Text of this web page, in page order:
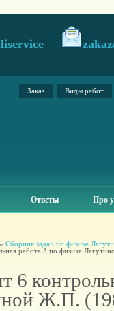
Заказ Виды работ
Ответы Про
» Сборник задач по физике
работа 3 по физике
6
Ж.П.